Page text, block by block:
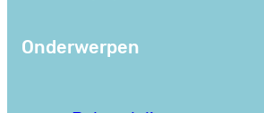
Onderwerpen